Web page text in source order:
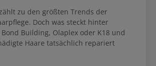
zu den größten Trends der
Doch was steckt hinter
Building, Olaplex oder K18 und
Haare tatsächlich repariert